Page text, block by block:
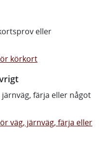
eller
körkort
färja eller något
väg, järnväg, färja eller